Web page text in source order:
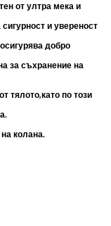
от ултра мека и
и увереност
добро
за съхранение на
тялото,като по този
колана.